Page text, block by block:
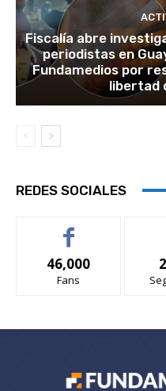
Fiscalía abre
periodistas en
Fundamedios por
libertad
REDES SOCIALES
46,000
Fans